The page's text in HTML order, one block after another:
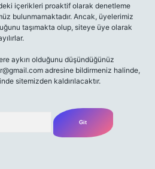
içerikleri proaktif olarak denetleme
bulunmamaktadır. Ancak, üyelerimiz
taşımakta olup, siteye üye olarak
aykırı olduğunu düşündüğünüz
adresine bildirmeniz halinde,
sitemizden kaldırılacaktır.